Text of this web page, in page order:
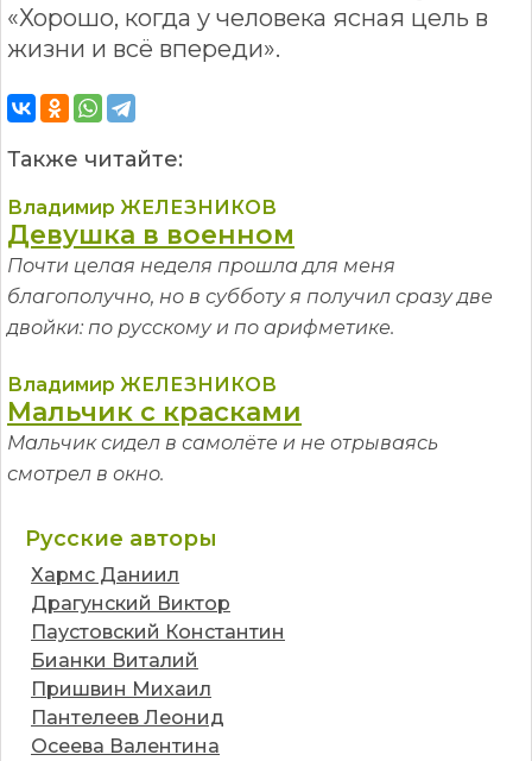
«Хорошо, когда у человека ясная цель в
жизни и всё впереди».
Также читайте:
Владимир ЖЕЛЕЗНИКОВ
Девушка в военном
Почти целая неделя прошла для меня
благополучно, но в субботу я получил сразу две
двойки: по русскому и по арифметике.
Владимир ЖЕЛЕЗНИКОВ
Мальчик с красками
Мальчик сидел в самолёте и не отрываясь
смотрел в окно.
Русские авторы
Хармс Даниил
Драгунский Виктор
Паустовский Константин
Бианки Виталий
Пришвин Михаил
Пантелеев Леонид
Осеева Валентина